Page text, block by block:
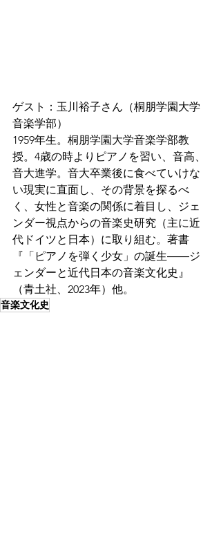
ゲスト：玉川裕子さん（桐朋学園大学
音楽学部）
1959年生。桐朋学園大学音楽学部教
授。4歳の時よりピアノを習い、音高、
音大進学。音大卒業後に食べていけな
い現実に直面し、その背景を探るべ
く、女性と音楽の関係に着目し、ジェ
ンダー視点からの音楽史研究（主に近
代ドイツと日本）に取り組む。著書
『「ピアノを弾く少女」の誕生――ジ
ェンダーと近代日本の音楽文化史』
（青土社、2023年）他。
音楽文化史